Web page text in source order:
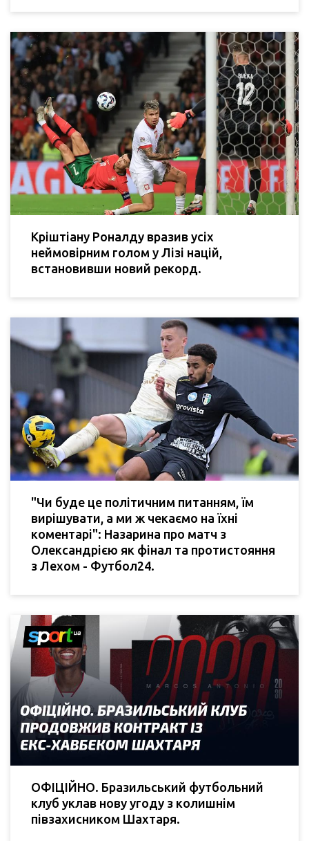
Кріштіану Роналду вразив усіх
неймовірним голом у Лізі націй,
встановивши новий рекорд.
"Чи буде це політичним питанням, їм
вирішувати, а ми ж чекаємо на їхні
коментарі": Назарина про матч з
Олександрією як фінал та протистояння
з Лехом - Футбол24.
ОФІЦІЙНО. Бразильський футбольний
клуб уклав нову угоду з колишнім
півзахисником Шахтаря.